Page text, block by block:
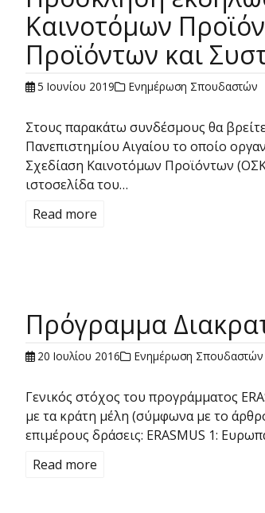
Καινοτόμων
Προϊόντων και
5 Ιουνίου 2019 Ενημέρωση Σπουδαστών
Στους παρακάτω συνδέσμους θα
Πανεπιστημίου Αιγαίου το οποίο
Σχεδίαση Καινοτόμων Προϊόντων
ιστοσελίδα του…
Read more
Πρόγραμμα
20 Ιουλίου 2016 Ενημέρωση Σπουδαστών
Γενικός στόχος του προγράμματος
με τα κράτη μέλη (σύμφωνα με το
επιμέρους δράσεις: ERASMUS 1:
Read more